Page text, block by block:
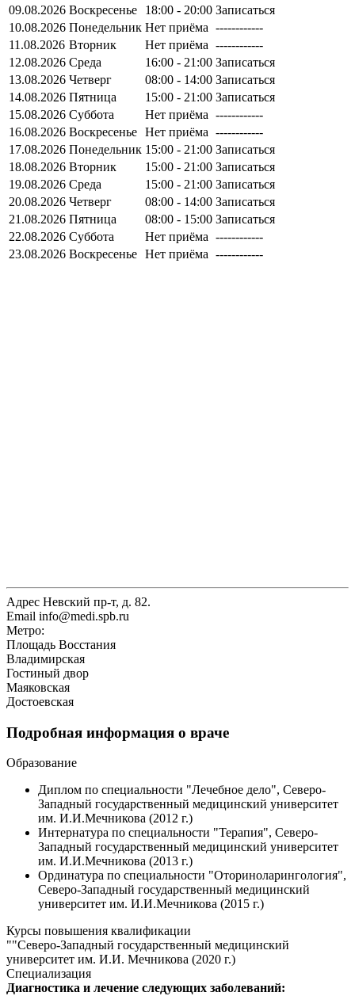
09.08.2026 Воскресенье 18:00 - 20:00 Записаться
10.08.2026 Понедельник Нет приёма ------------
11.08.2026 Вторник Нет приёма ------------
12.08.2026 Среда 16:00 - 21:00 Записаться
13.08.2026 Четверг 08:00 - 14:00 Записаться
14.08.2026 Пятница 15:00 - 21:00 Записаться
15.08.2026 Суббота Нет приёма ------------
16.08.2026 Воскресенье Нет приёма ------------
17.08.2026 Понедельник 15:00 - 21:00 Записаться
18.08.2026 Вторник 15:00 - 21:00 Записаться
19.08.2026 Среда 15:00 - 21:00 Записаться
20.08.2026 Четверг 08:00 - 14:00 Записаться
21.08.2026 Пятница 08:00 - 15:00 Записаться
22.08.2026 Суббота Нет приёма ------------
23.08.2026 Воскресенье Нет приёма ------------
Адрес Невский пр-т, д. 82.
Email info@medi.spb.ru
Метро:
Площадь Восстания
Владимирская
Гостиный двор
Маяковская
Достоевская
Подробная информация о враче
Образование
Диплом по специальности "Лечебное дело", Северо-
Западный государственный медицинский университет
им. И.И.Мечникова (2012 г.)
Интернатура по специальности "Терапия", Северо-
Западный государственный медицинский университет
им. И.И.Мечникова (2013 г.)
Ординатура по специальности "Оториноларингология",
Северо-Западный государственный медицинский
университет им. И.И.Мечникова (2015 г.)
Курсы повышения квалификации
""Северо-Западный государственный медицинский
университет им. И.И. Мечникова (2020 г.)
Специализация
Диагностика и лечение следующих заболеваний: